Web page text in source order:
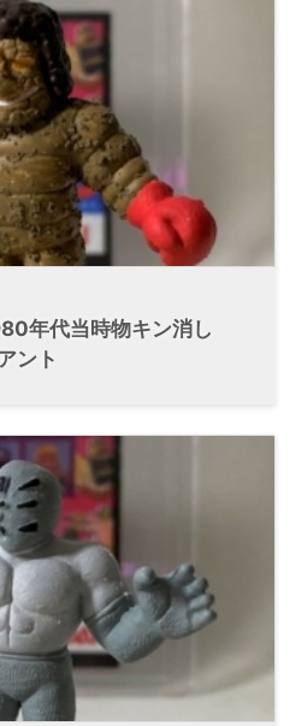
年代当時物キン消し
ント